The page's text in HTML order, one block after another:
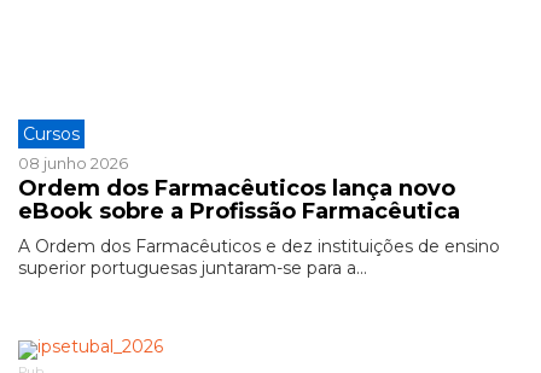
Cursos
08 junho 2026
Ordem dos Farmacêuticos lança novo
eBook sobre a Profissão Farmacêutica
A Ordem dos Farmacêuticos e dez instituições de ensino
superior portuguesas juntaram-se para a...